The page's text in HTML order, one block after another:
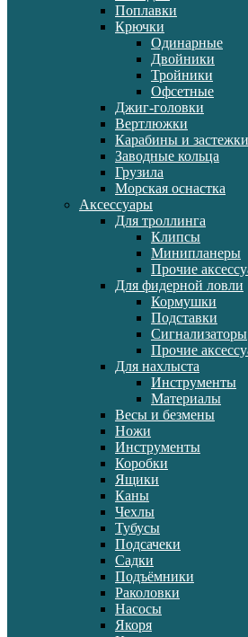
Поплавки
Крючки
Одинарные
Двойники
Тройники
Офсетные
Джиг-головки
Вертлюжки
Карабины и застежки
Заводные кольца
Грузила
Морская оснастка
Аксессуары
Для троллинга
Клипсы
Минипланеры
Прочие
Для фидерной ловли
Кормушки
Подставки
Сигнализаторы
Прочие
Для нахлыста
Инструменты
Материалы
Весы и безмены
Ножи
Инструменты
Коробки
Ящики
Каны
Чехлы
Тубусы
Подсачеки
Садки
Подъёмники
Раколовки
Насосы
Якоря